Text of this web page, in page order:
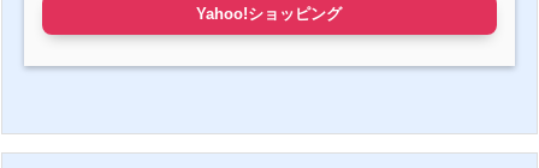
Yahoo!ショッピング